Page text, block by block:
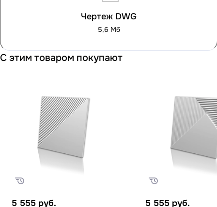
Чертеж DWG
5,6 Мб
С этим товаром покупают
5 555 руб. 5 555 руб.